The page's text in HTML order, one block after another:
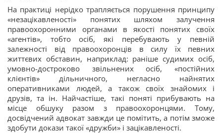
На практиці нерідко трапляється порушення принципу
«незацікавленості» понятих шляхом залучення
правоохоронними органами в якості понятих своїх
«агентів», тобто осіб, які перебувають у певній
залежності від правоохоронців в силу їх певних
життєвих обставин, наприклад: раніше судимих ​​осіб,
умовно-достроково звільнених осіб, «постійних
клієнтів» дільничного, негласно найнятих
оперативниками людей, а також своїх знайомих і
друзів, та ін. Найчастіше, такі поняті прибувають на
місце обшуку разом з правоохоронцями. Тому,
досвідчений адвокат завжди це помітить, а потім зможе
здобути докази такої «дружби» і зацікавленості.